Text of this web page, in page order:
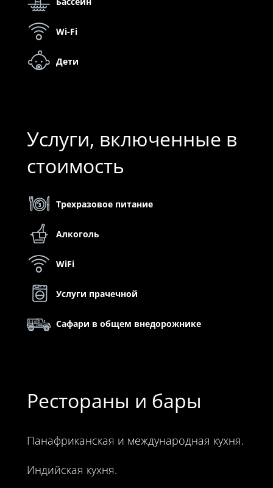
Wi-Fi
Дети
Услуги, включенные в
стоимость
Трехразовое питание
Алкоголь
WiFi
Услуги прачечной
Сафари в общем внедорожнике
Рестораны и бары
Панафриканская и международная кухня.
Индийская кухня.